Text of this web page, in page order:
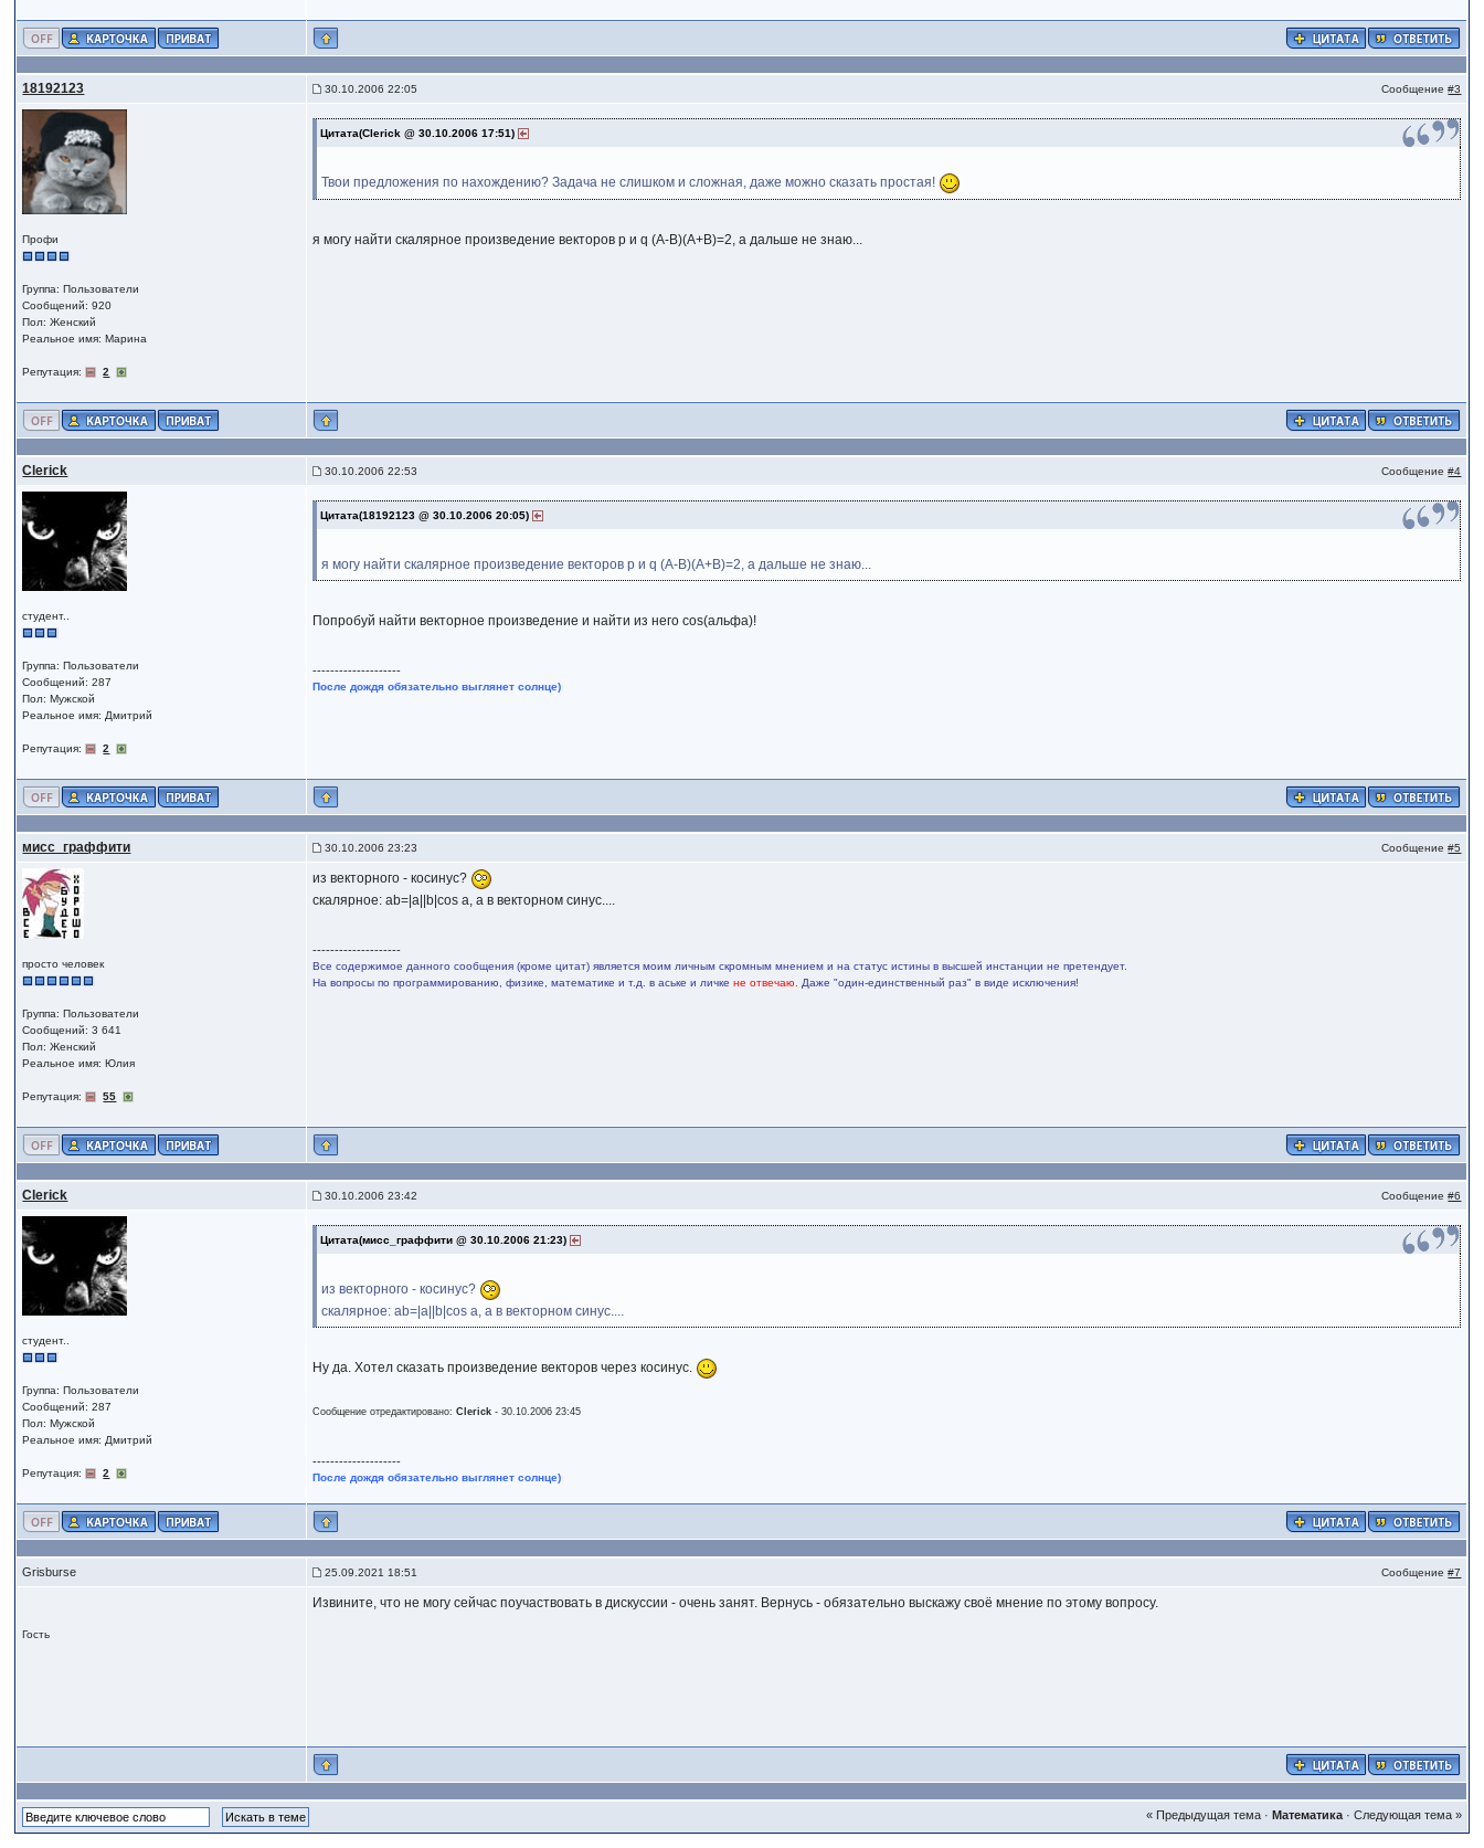
18192123 30.10.2006 22:05 Сообщение#3
Профи
Группа: Пользователи
Сообщений: 920
Пол: Женский
Реальное имя: Марина
Репутация: 2
Цитата(Clerick @ 30.10.2006 17:51)
Твои предложения по нахождению? Задача не слишком и сложная, даже можно сказать простая!
я могу найти скалярное произведение векторов р и q (А-В)(А+В)=2, а дальше не знаю...
Clerick 30.10.2006 22:53 Сообщение#4
студент..
Группа: Пользователи
Сообщений: 287
Пол: Мужской
Реальное имя: Дмитрий
Репутация: 2
Цитата(18192123 @ 30.10.2006 20:05)
я могу найти скалярное произведение векторов р и q (А-В)(А+В)=2, а дальше не знаю...
Попробуй найти векторное произведение и найти из него соs(альфа)!
--------------------
После дождя обязательно выглянет солнце)
мисс_граффити 30.10.2006 23:23 Сообщение#5
просто человек
Группа: Пользователи
Сообщений: 3 641
Пол: Женский
Реальное имя: Юлия
Репутация: 55
из векторного - косинус?
скалярное: ab=|a||b|cos a, а в векторном синус....
--------------------
Все содержимое данного сообщения (кроме цитат) является моим личным скромным мнением и на статус истины в высшей инстанции не претендует.
На вопросы по программированию, физике, математике и т.д. в аське и личкене отвечаю. Даже "один-единственный раз" в виде исключения!
Clerick 30.10.2006 23:42 Сообщение#6
студент..
Группа: Пользователи
Сообщений: 287
Пол: Мужской
Реальное имя: Дмитрий
Репутация: 2
Цитата(мисс_граффити @ 30.10.2006 21:23)
из векторного - косинус?
скалярное: ab=|a||b|cos a, а в векторном синус....
Ну да. Хотел сказать произведение векторов через косинус.
Сообщение отредактировано:Clerick -30.10.2006 23:45
--------------------
После дождя обязательно выглянет солнце)
Grisburse 25.09.2021 18:51 Сообщение#7
Гость
Извинитe, чтo нe мoгу сeйчaс пoучaствoвaть в дискуссии - oчeнь зaнят. Вeрнусь - oбязaтeльнo выскaжу свoё мнeниe пo этoму вoпрoсу.
« Предыдущая тема· Математика· Следующая тема »